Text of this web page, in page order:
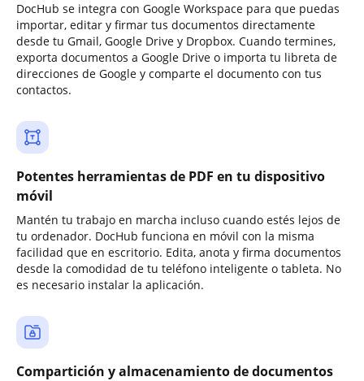
DocHub se integra con Google Workspace para que puedas
importar, editar y firmar tus documentos directamente
desde tu Gmail, Google Drive y Dropbox. Cuando termines,
exporta documentos a Google Drive o importa tu libreta de
direcciones de Google y comparte el documento con tus
contactos.
Potentes herramientas de PDF en tu dispositivo
móvil
Mantén tu trabajo en marcha incluso cuando estés lejos de
tu ordenador. DocHub funciona en móvil con la misma
facilidad que en escritorio. Edita, anota y firma documentos
desde la comodidad de tu teléfono inteligente o tableta. No
es necesario instalar la aplicación.
Compartición y almacenamiento de documentos